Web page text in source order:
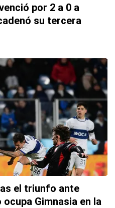
por 2 a 0 a
su tercera
el triunfo ante
Gimnasia en la